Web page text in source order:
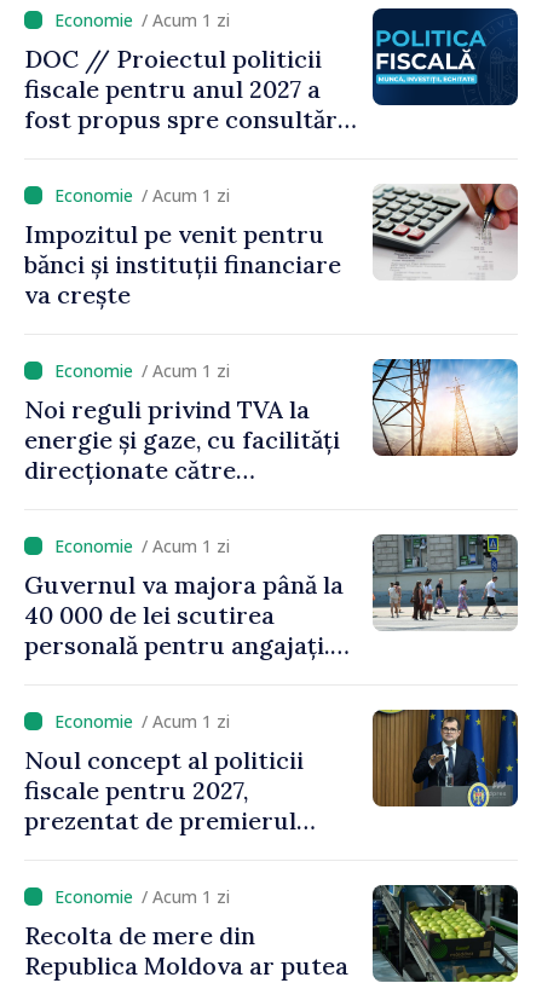
/ Acum 1 zi
DOC // Proiectul politicii
fiscale pentru anul 2027 a
fost propus spre consultări
/ Acum 1 zi
Impozitul pe venit pentru
bănci și instituții financiare
va crește
/ Acum 1 zi
Noi reguli privind TVA la
energie și gaze, cu facilități
direcționate către
/ Acum 1 zi
Guvernul va majora până la
40 000 de lei scutirea
personală pentru angajați.
de milioane de lei îi lăsăm
oamenilor”/ Acum 1 zi
Noul concept al politicii
fiscale pentru 2027,
prezentat de premierul
puțin munca, stimulăm
investițiile, taxăm viciile și
echilibrăm taxarea
consumului”
/ Acum 1 zi
Recolta de mere din
Republica Moldova ar putea